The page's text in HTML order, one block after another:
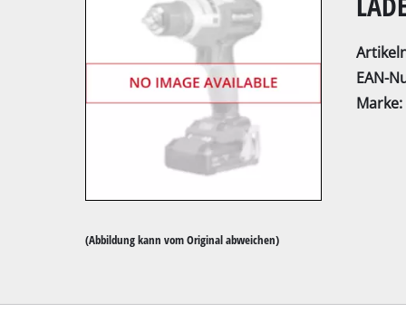
Dekupiersägen
(Abbildung kann vom Original abweichen)
EAN-
Marke: